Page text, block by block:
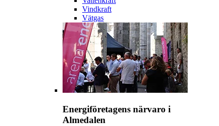
Vindkraft
Vätgas
Energiföretagens närvaro i
Almedalen